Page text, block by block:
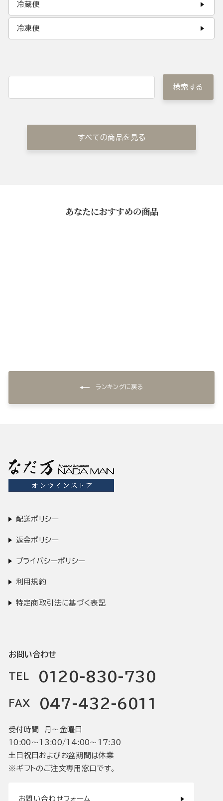
冷蔵便
冷凍便
検索する
すべての商品を見る
あなたにおすすめの商品
ランキングに戻る
配送ポリシー
返金ポリシー
プライバシーポリシー
利用規約
特定商取引法に基づく表記
お問い合わせ
TEL 0120-830-730
FAX 047-432-6011
受付時間 月〜金曜日
10:00〜13:00/14:00〜17:30
土日祝日およびお盆期間は休業
※ギフトのご注文専用窓口です。
お問い合わせフォーム